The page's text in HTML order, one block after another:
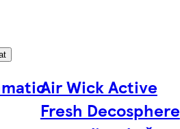
Air Wick Active
Fresh Decosphere